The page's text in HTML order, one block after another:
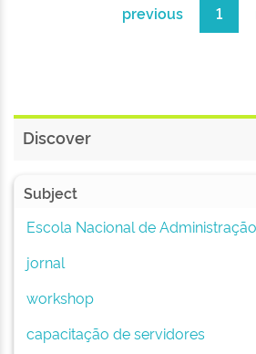
previous 1
Discover
Subject
Escola Nacional de Administração
jornal
workshop
capacitação de servidores